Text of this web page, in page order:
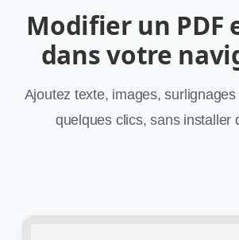
Modifier un PDF
dans votre
Ajoutez texte, images,
quelques clics, sans installer